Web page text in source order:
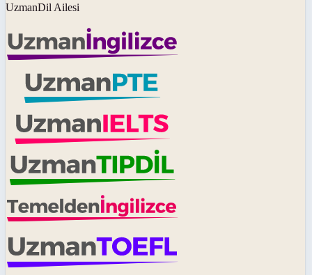
UzmanDil Ailesi